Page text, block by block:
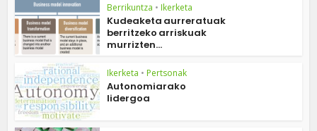
Berrikuntza • Ikerketa
Kudeaketa aurreratuak
berritzeko arriskuak
murrizten...
Ikerketa • Pertsonak
Autonomiarako
lidergoa